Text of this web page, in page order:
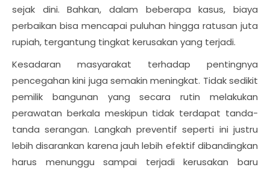
sejak dini. Bahkan, dalam beberapa kasus, biaya
perbaikan bisa mencapai puluhan hingga ratusan juta
rupiah, tergantung tingkat kerusakan yang terjadi.
Kesadaran masyarakat terhadap pentingnya
pencegahan kini juga semakin meningkat. Tidak sedikit
pemilik bangunan yang secara rutin melakukan
perawatan berkala meskipun tidak terdapat tanda-
tanda serangan. Langkah preventif seperti ini justru
lebih disarankan karena jauh lebih efektif dibandingkan
harus menunggu sampai terjadi kerusakan baru